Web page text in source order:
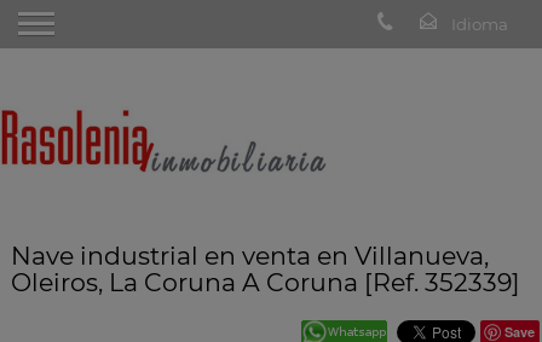
Nave industrial en venta en Villanueva,
Oleiros, La Coruna A Coruna [Ref. 352339]
Save